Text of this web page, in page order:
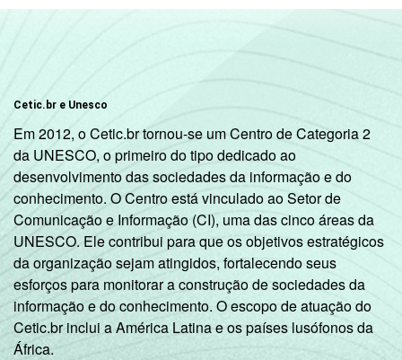
C 58 41 0
Condição
atividade
Não PEA 53 47
1
Indivíduos que informaram ter acessado a
Internet pelo menos uma vez na vida, de
qualquer lugar.
2
Base: 168,3 milhões de pessoas. Dados
coletados entre setembro de 2013 e
fevereiro de 2014.
Fonte: NIC.br - set/2013 a fev/2014
Cetic.br e Unesco
Em 2012, o Cetic.br tornou-se um Centro de Categoria 2
da UNESCO, o primeiro do tipo dedicado ao
desenvolvimento das sociedades da informação e do
conhecimento. O Centro está vinculado ao Setor de
Comunicação e Informação (CI), uma das cinco áreas da
UNESCO. Ele contribui para que os objetivos estratégicos
da organização sejam atingidos, fortalecendo seus
esforços para monitorar a construção de sociedades da
informação e do conhecimento. O escopo de atuação do
Cetic.br inclui a América Latina e os países lusófonos da
África.